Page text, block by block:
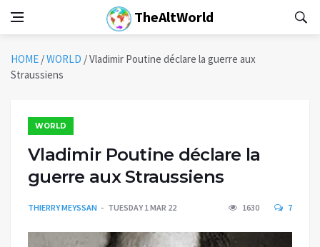
TheAltWorld
HOME /WORLD /Vladimir Poutine déclare la guerre aux
Straussiens
WORLD
Vladimir Poutine déclare la
guerre aux Straussiens
THIERRY MEYSSAN TUESDAY 1 MAR 22 1630 7